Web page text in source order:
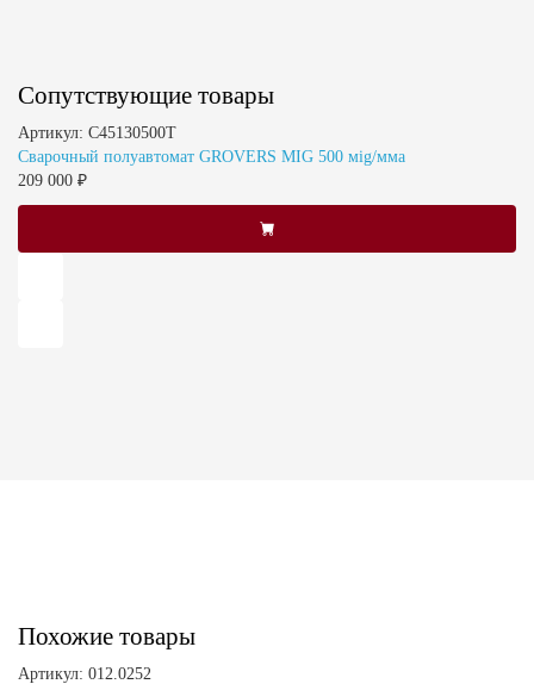
Сопутствующие товары
Артикул: C45130500T
Сварочный полуавтомат GROVERS MIG 500 мig/мма
209 000 ₽
Похожие товары
Артикул: 012.0252